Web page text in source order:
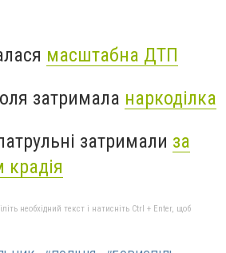
масштабна ДТП
затримала наркоділка
затримали за
крадія
необхідний текст і натисніть Ctrl + Enter, щоб